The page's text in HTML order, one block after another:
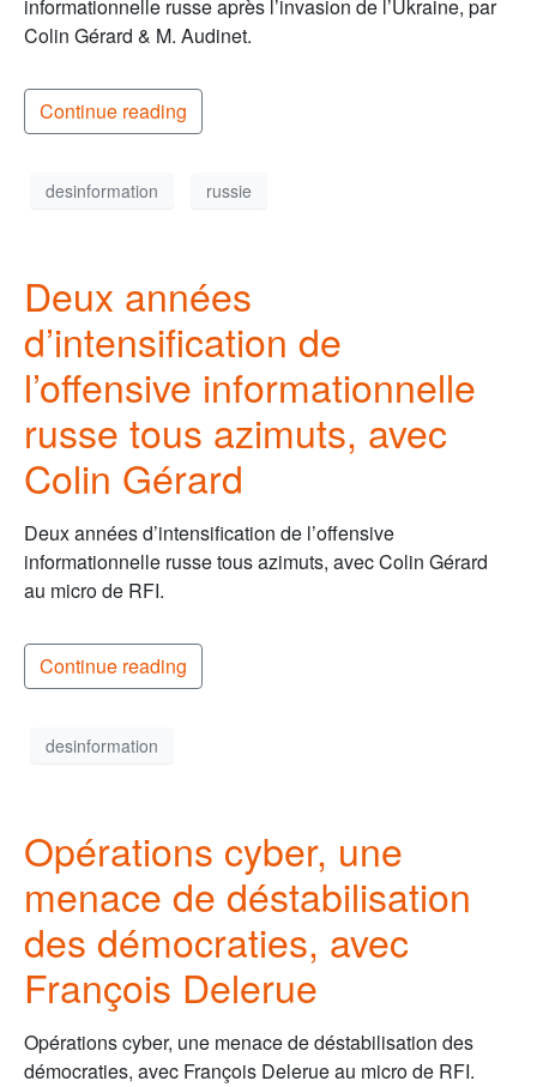
informationnelle russe après l’invasion de l’Ukraine, par
Colin Gérard & M. Audinet.
Continue reading
desinformation russie
Deux années
d’intensification de
l’offensive informationnelle
russe tous azimuts, avec
Colin Gérard
Deux années d’intensification de l’offensive
informationnelle russe tous azimuts, avec Colin Gérard
au micro de RFI.
Continue reading
desinformation
Opérations cyber, une
menace de déstabilisation
des démocraties, avec
François Delerue
Opérations cyber, une menace de déstabilisation des
démocraties, avec François Delerue au micro de RFI.